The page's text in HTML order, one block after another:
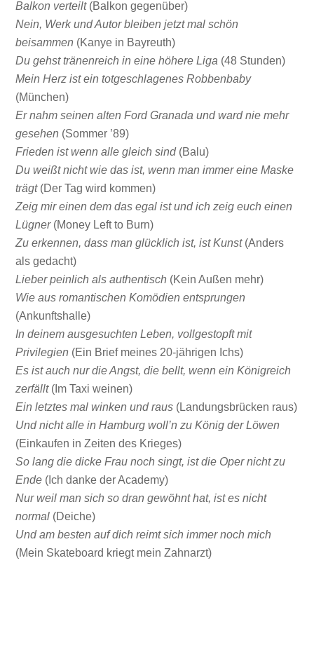
Balkon verteilt(Balkon gegenüber)
Nein, Werk und Autor bleiben jetzt mal schön
beisammen (Kanye in Bayreuth)
Du gehst tränenreich in eine höhere Liga (48 Stunden)
Mein Herz ist ein totgeschlagenes Robbenbaby
(München)
Er nahm seinen alten Ford Granada und ward nie mehr
gesehen (Sommer ’89)
Frieden ist wenn alle gleich sind(Balu)
Du weißt nicht wie das ist, wenn man immer eine Maske
trägt(Der Tag wird kommen)
Zeig mir einen dem das egal ist und ich zeig euch einen
Lügner(Money Left to Burn)
Zu erkennen, dass man glücklich ist, ist Kunst(Anders
als gedacht)
Lieber peinlich als authentisch (Kein Außen mehr)
Wie aus romantischen Komödien entsprungen
(Ankunftshalle)
In deinem ausgesuchten Leben, vollgestopft mit
Privilegien (Ein Brief meines 20-jährigen Ichs)
Es ist auch nur die Angst, die bellt, wenn ein Königreich
zerfällt(Im Taxi weinen)
Ein letztes mal winken und raus (Landungsbrücken raus)
Und nicht alle in Hamburg woll’n zu König der Löwen
(Einkaufen in Zeiten des Krieges)
So lang die dicke Frau noch singt, ist die Oper nicht zu
Ende (Ich danke der Academy)
Nur weil man sich so dran gewöhnt hat, ist es nicht
normal (Deiche)
Und am besten auf dich reimt sich immer noch mich
(Mein Skateboard kriegt mein Zahnarzt)